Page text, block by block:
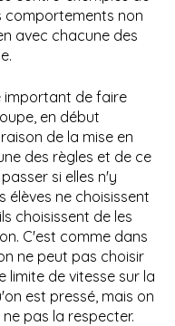
comportements non
avec chacune des
important de faire
en début
de la mise en
des règles et de ce
si elles n'y
élèves ne choisissent
choisissent de les
C'est comme dans
ne peut pas choisir
limite de vitesse sur la
est pressé, mais on
pas la respecter.